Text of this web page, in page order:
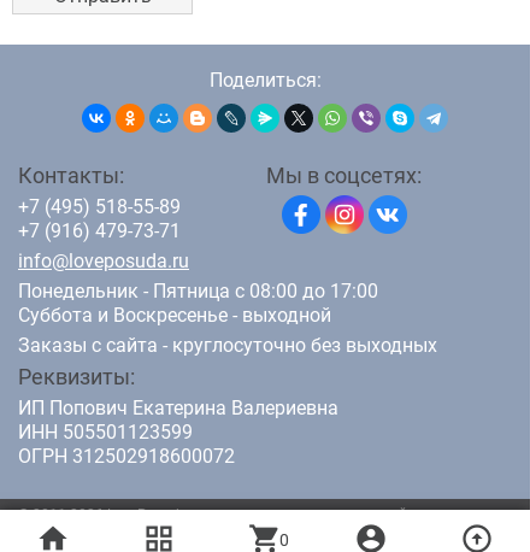
home grid_view shopping_cart0 account_circle arrow_circle_up
Поделиться:
Контакты:
+7 (495) 518-55-89
+7 (916) 479-73-71
info@loveposuda.ru
Понедельник - Пятница с 08:00 до 17:00
Суббота и Воскресенье - выходной
Заказы с сайта - круглосуточно без выходных
Реквизиты:
ИП Попович Екатерина Валериевна
ИНН 505501123599
ОГРН 312502918600072
Мы в соцсетях:
© 2011-2026 LovePosuda.ru - интернет магазин кухонной посуды.
Все права защищены.